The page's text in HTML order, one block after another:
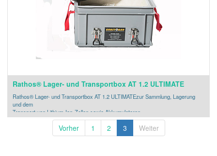
Rathos® Lager- und Transportbox AT 1.2 ULTIMATE
Rathos® Lager- und Transportbox AT 1.2 ULTIMATEzur Sammlung, Lagerung
und dem
Transport von Lithium-Ion-Zellen sowie Akkumulatoren
Vorher 1 2 3 Weiter